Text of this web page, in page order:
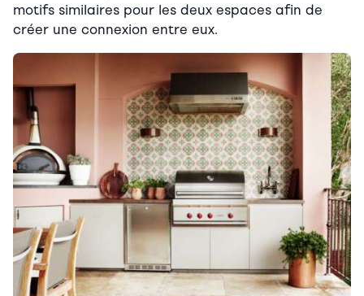
motifs similaires pour les deux espaces afin de
créer une connexion entre eux.